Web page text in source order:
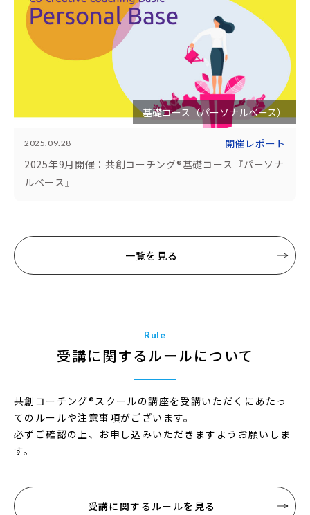
基礎コース（パーソナルベース）
2025.09.28
開催レポート
2025年9月開催：共創コーチング®基礎コース『パーソナ
ルベース』
一覧を見る
Rule
受講に関するルールについて
共創コーチング® スクールの講座を受講いただくにあたっ
てのルールや注意事項がございます。
必ずご確認の上、お申し込みいただきますようお願いしま
す。
受講に関するルールを見る